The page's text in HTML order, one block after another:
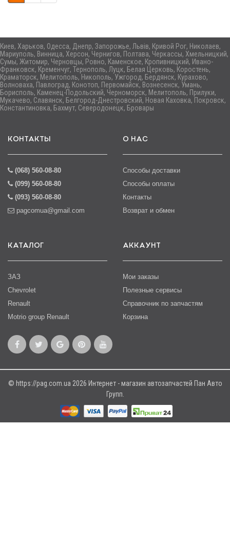
Киев, Харьков, Одесса, Днепр, Запорожье, Львів, Кривой Рог, Николаев,
Мариуполь, Винница, Херсон, Чернигов, Полтава, Черкассы, Хмельницкий,
Сумы, Житомир, Черновцы, Ровно, Каменское, Кропивницкий, Ивано-
Франковск, Кременчуг, Тернополь, Луцк, Белая Церковь, Коростень,
Краматорск, Мелитополь, Никополь, Ужгород, Бердянск, Курахово,
Волноваха, Павлоград, Конотоп, Первомайск, Вознесенск, Умань,
Борисполь, Каменец-Подольский, Черноморск, Мелитополь, Прилуки,
Мукачево, Славянск, Белгород-Днестровский, Новая Каховка, Покровск,
Константиновка, Бахмут, Северодонецк, Бровары
КОНТАКТЫ
(068) 560-08-80
(099) 560-08-80
(093) 560-08-80
pagcomua@gmail.com
О НАС
Способы доставки
Способы оплаты
Контакты
Возврат и обмен
КАТАЛОГ
ЗАЗ
Chevrolet
Renault
Motrio group Renault
АККАУНТ
Мои заказы
Полезные сервисы
Справочник по запчастям
Корзина
© https://pag.com.ua 2026 Интернет - магазин автозапчастей Пан Авто
Групп.